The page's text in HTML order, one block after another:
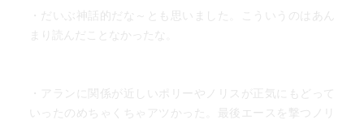
・だいぶ神話的だな～とも思いました。こういうのはあん
まり読んだことなかったな。
・アランに関係が近しいポリーやノリスが正気にもどって
いったのめちゃくちゃアツかった。最後エースを撃つノリ